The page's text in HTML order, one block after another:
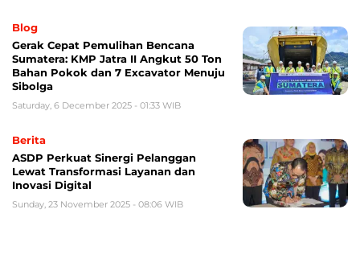
Blog
Gerak Cepat Pemulihan Bencana
Sumatera: KMP Jatra II Angkut 50 Ton
Bahan Pokok dan 7 Excavator Menuju
Sibolga
Saturday, 6 December 2025 - 01:33 WIB
Berita
ASDP Perkuat Sinergi Pelanggan
Lewat Transformasi Layanan dan
Inovasi Digital
Sunday, 23 November 2025 - 08:06 WIB